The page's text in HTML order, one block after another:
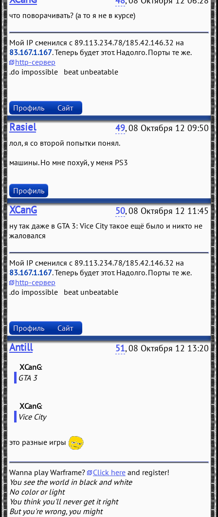
что поворачивать? (а то я не в курсе)
Мой IP сменился с 89.113.234.78/185.42.146.32 на
83.167.1.167. Теперь будет этот. Надолго. Порты те же.
http-сервер
.do impossible beat unbeatable
Профиль Сайт
Rasiel 49, 08 Октября 12 09:50
лол, я со второй попытки понял.
машины. Но мне похуй, у меня PS3
Профиль
XCanG 50, 08 Октября 12 11:45
ну так даже в GTA 3: Vice City такое ещё было и никто не
жаловался
Мой IP сменился с 89.113.234.78/185.42.146.32 на
83.167.1.167. Теперь будет этот. Надолго. Порты те же.
http-сервер
.do impossible beat unbeatable
Профиль Сайт
Antill 51, 08 Октября 12 13:20
XCanG
GTA 3
XCanG
Vice City
это разные игры
Wanna play Warframe? Click here and register!
You see the world in black and white
No color or light
You think you'll never get it right
But you're wrong, you might